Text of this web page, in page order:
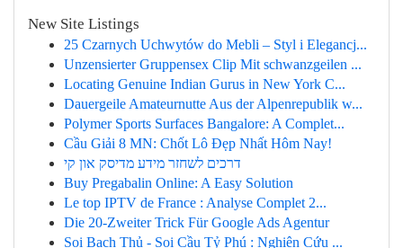
New Site Listings
25 Czarnych Uchwytów do Mebli – Styl i Elegancj...
Unzensierter Gruppensex Clip Mit schwanzgeilen ...
Locating Genuine Indian Gurus in New York C...
Dauergeile Amateurnutte Aus der Alpenrepublik w...
Polymer Sports Surfaces Bangalore: A Complet...
Cầu Giải 8 MN: Chốt Lô Đẹp Nhất Hôm Nay!
דרכים לשחזר מידע מדיסק און קי
Buy Pregabalin Online: A Easy Solution
Le top IPTV de France : Analyse Complet 2...
Die 20-Zweiter Trick Für Google Ads Agentur
Soi Bạch Thủ - Soi Cầu Tỷ Phú : Nghiên Cứu ...